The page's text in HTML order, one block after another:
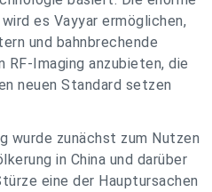
es Vayyar ermöglichen,
und bahnbrechende
Imaging anzubieten, die
neuen Standard setzen
wurde zunächst zum Nutzen
in China und darüber
eine der Hauptursachen